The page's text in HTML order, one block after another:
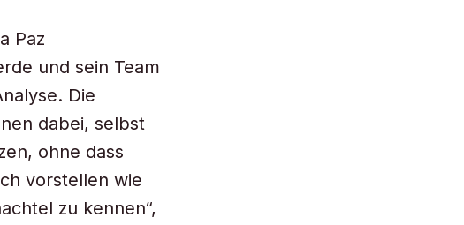
Paz
und sein Team
Die
dabei, selbst
ohne dass
vorstellen wie
zu kennen“,